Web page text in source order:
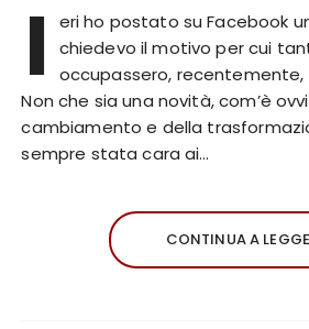
I
eri ho postato su Facebook
chiedevo il motivo per cui
occupassero, recentemente,
Non che sia una novità, com’è
cambiamento e della
sempre stata cara ai…
CONTINUA A